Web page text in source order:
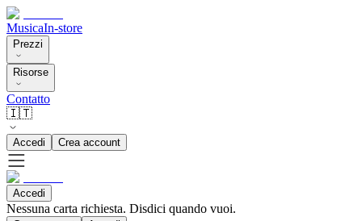
MusicaIn-store
Prezzi
Risorse
Contatto
🇮🇹
Accedi Crea account
Accedi
Nessuna carta richiesta. Disdici quando vuoi.